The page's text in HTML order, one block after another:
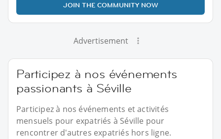
JOIN THE COMMUNITY NOW
Advertisement
Participez à nos événements
passionants à Séville
Participez à nos événements et activités
mensuels pour expatriés à Séville pour
rencontrer d'autres expatriés hors ligne.